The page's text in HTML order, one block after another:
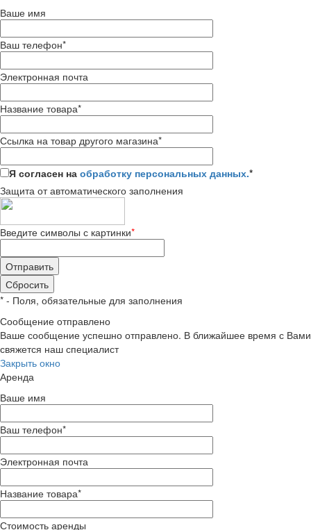
Ваше имя
Ваш телефон*
Электронная почта
Название товара*
Ссылка на товар другого магазина*
Я согласен на обработку персональных данных.*
Защита от автоматического заполнения
Введите символы с картинки*
* - Поля, обязательные для заполнения
Сообщение отправлено
Ваше сообщение успешно отправлено. В ближайшее время с Вами
свяжется наш специалист
Закрыть окно
Аренда
Ваше имя
Ваш телефон*
Электронная почта
Название товара*
Стоимость аренды